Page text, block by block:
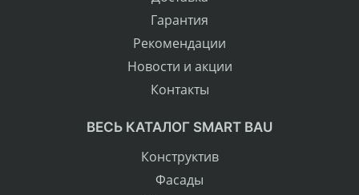
Гарантия
Рекомендации
Новости и акции
Контакты
ВЕСЬ КАТАЛОГ SMART BAU
Конструктив
Фасады